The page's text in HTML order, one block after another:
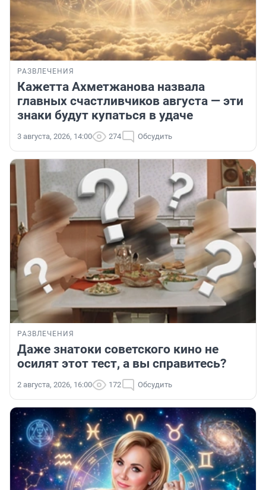
РАЗВЛЕЧЕНИЯ
Кажетта Ахметжанова назвала
главных счастливчиков августа — эти
знаки будут купаться в удаче
3 августа, 2026, 14:00 274 Обсудить
РАЗВЛЕЧЕНИЯ
Даже знатоки советского кино не
осилят этот тест, а вы справитесь?
2 августа, 2026, 16:00 172 Обсудить